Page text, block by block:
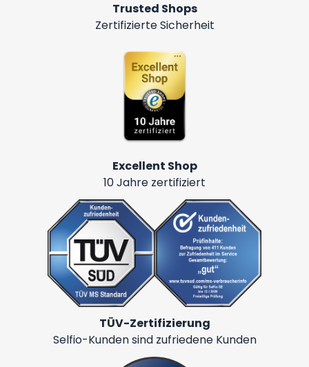
Trusted Shops
Zertifizierte Sicherheit
Excellent Shop
10 Jahre zertifiziert
TÜV-Zertifizierung
Selfio-Kunden sind zufriedene Kunden